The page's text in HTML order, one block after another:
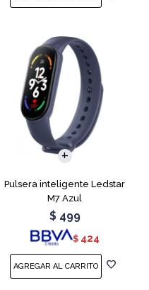
Pulsera inteligente Ledstar
M7 Azul
$ 499
$ 424